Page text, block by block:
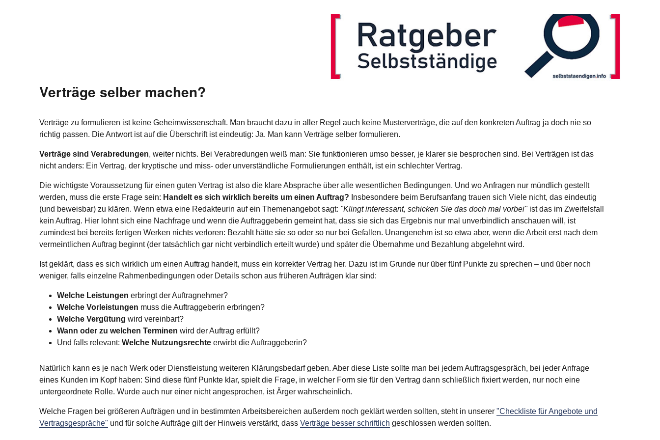
Verträge selber machen?
Verträge zu formulieren ist keine Geheimwissenschaft. Man braucht dazu in aller Regel auch keine Musterverträge, die auf den konkreten Auftrag ja doch nie so
richtig passen. Die Antwort ist auf die Überschrift ist eindeutig: Ja. Man kann Verträge selber formulieren.
Verträge sind Verabredungen, weiter nichts. Bei Verabredungen weiß man: Sie funktionieren umso besser, je klarer sie besprochen sind. Bei Verträgen ist das
nicht anders: Ein Vertrag, der kryptische und miss- oder unverständliche Formulierungen enthält, ist ein schlechter Vertrag.
Die wichtigste Voraussetzung für einen guten Vertrag ist also die klare Absprache über alle wesentlichen Bedingungen. Und wo Anfragen nur mündlich gestellt
werden, muss die erste Frage sein: Handelt es sich wirklich bereits um einen Auftrag? Insbesondere beim Berufsanfang trauen sich Viele nicht, das eindeutig
(und beweisbar) zu klären. Wenn etwa eine Redakteurin auf ein Themenangebot sagt: "Klingt interessant, schicken Sie das doch mal vorbei"ist das im Zweifelsfall
kein Auftrag. Hier lohnt sich eine Nachfrage und wenn die Auftraggeberin gemeint hat, dass sie sich das Ergebnis nur mal unverbindlich anschauen will, ist
zumindest bei bereits fertigen Werken nichts verloren: Bezahlt hätte sie so oder so nur bei Gefallen. Unangenehm ist so etwa aber, wenn die Arbeit erst nach dem
vermeintlichen Auftrag beginnt (der tatsächlich gar nicht verbindlich erteilt wurde) und später die Übernahme und Bezahlung abgelehnt wird.
Ist geklärt, dass es sich wirklich um einen Auftrag handelt, muss ein korrekter Vertrag her. Dazu ist im Grunde nur über fünf Punkte zu sprechen – und über noch
weniger, falls einzelne Rahmenbedingungen oder Details schon aus früheren Aufträgen klar sind:
Welche Leistungen erbringt der Auftragnehmer?
Welche Vorleistungen muss die Auftraggeberin erbringen?
Welche Vergütung wird vereinbart?
Wann oder zu welchen Terminen wird der Auftrag erfüllt?
Und falls relevant:Welche Nutzungsrechte erwirbt die Auftraggeberin?
Natürlich kann es je nach Werk oder Dienstleistung weiteren Klärungsbedarf geben. Aber diese Liste sollte man bei jedem Auftragsgespräch, bei jeder Anfrage
eines Kunden im Kopf haben: Sind diese fünf Punkte klar, spielt die Frage, in welcher Form sie für den Vertrag dann schließlich fixiert werden, nur noch eine
untergeordnete Rolle. Wurde auch nur einer nicht angesprochen, ist Ärger wahrscheinlich.
Welche Fragen bei größeren Aufträgen und in bestimmten Arbeitsbereichen außerdem noch geklärt werden sollten, steht in unserer"Checkliste für Angebote und
Vertragsgespräche" und für solche Aufträge gilt der Hinweis verstärkt, dassVerträge besser schriftlich geschlossen werden sollten.